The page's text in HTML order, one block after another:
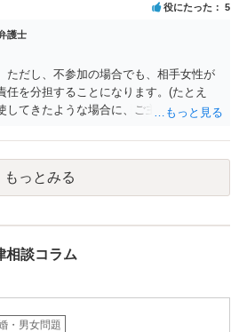
親権者が再婚して元夫婦の子と再婚相手
権者変更の申立ては認められないとする
で述べられている理由は民法819条5項の
れるからです。
役にたった 5
護士
だし、不参加の場合でも、相手女性が
任を分担することになります。(たとえ
してきたような場合に、ご主人から、今
は分かりません。 ③ならないと思いま
。 ⑥一般論ですが、裁判官は証拠に基
すから、証拠が大切です。 証拠をきちん
いますが、これからでも整えられるので
かねますので、幅のありすぎる回答で
もっとみる
相談コラム
・男女問題